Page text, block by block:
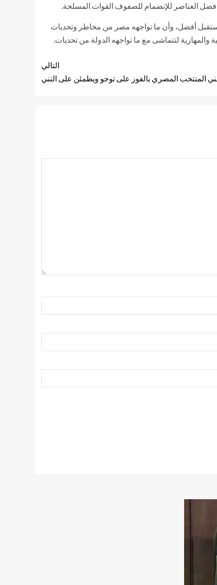
أفضل العناصر للإنضمام للصفوف القوات المسلحة.
أفضل، وأن ما تواجهه مصر من مخاطر وتحديات
والمهارية لتتماشى مع ما تواجهه الدولة من تحديات.
التالي
المنتخب المصري بالفوز على توجو ويطمئن على النني